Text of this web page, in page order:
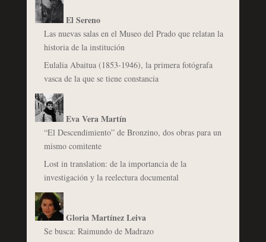
El Sereno
Las nuevas salas en el Museo del Prado que relatan la
historia de la institución
Eulalia Abaitua (1853-1946), la primera fotógrafa
vasca de la que se tiene constancia
Eva Vera Martín
“El Descendimiento” de Bronzino, dos obras para un
mismo comitente
Lost in translation: de la importancia de la
investigación y la reelectura documental
Gloria Martínez Leiva
Se busca: Raimundo de Madrazo